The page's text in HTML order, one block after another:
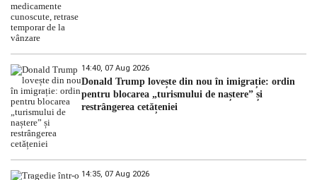
14:40, 07 Aug 2026
Donald Trump lovește din nou în imigrație: ordin
pentru blocarea „turismului de naștere” și
restrângerea cetățeniei
14:35, 07 Aug 2026